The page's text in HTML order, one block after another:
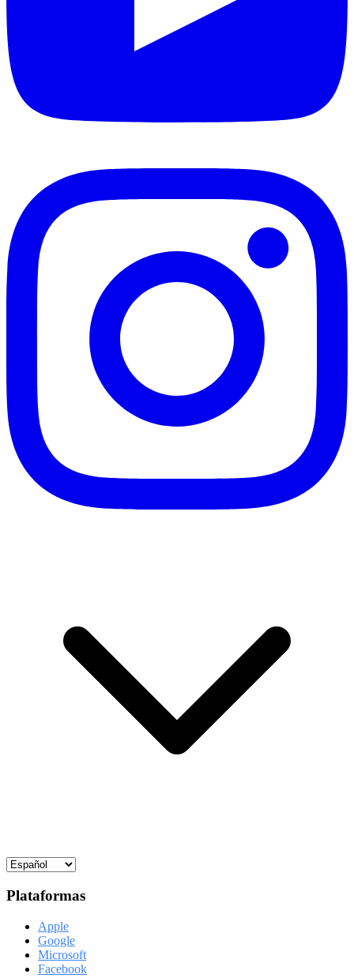
Plataformas
Apple
Google
Microsoft
Facebook